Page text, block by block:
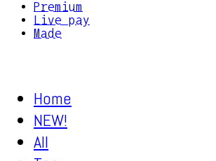
Premium
Live pay
Made
Home
NEW!
All